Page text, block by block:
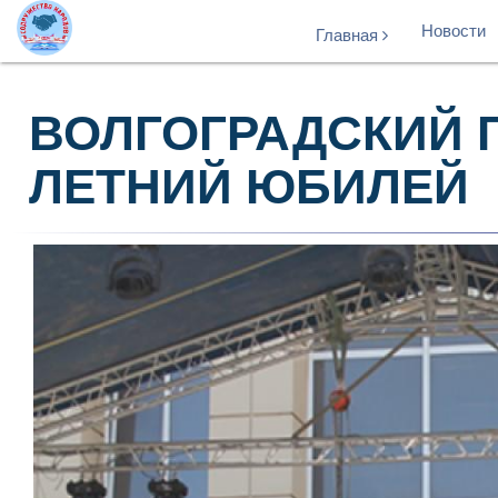
Главная Новости
ВОЛГОГРАДСКИЙ
ЛЕТНИЙ ЮБИЛЕЙ